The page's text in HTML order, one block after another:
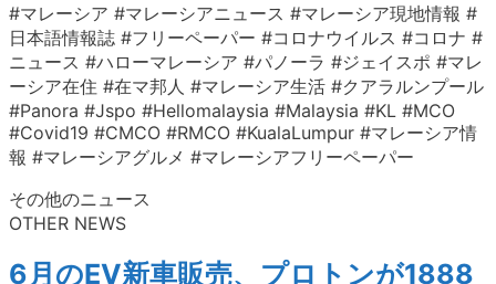
#マレーシア #マレーシアニュース #マレーシア現地情報 #
日本語情報誌 #フリーペーパー #コロナウイルス #コロナ #
ニュース #ハローマレーシア #パノーラ #ジェイスポ #マレ
ーシア在住 #在マ邦人 #マレーシア生活 #クアラルンプール
#Panora #Jspo #Hellomalaysia #Malaysia #KL #MCO
#Covid19 #CMCO #RMCO #KualaLumpur #マレーシア情
報 #マレーシアグルメ #マレーシアフリーペーパー
その他のニュース
OTHER NEWS
6月のEV新車販売、プロトンが1888